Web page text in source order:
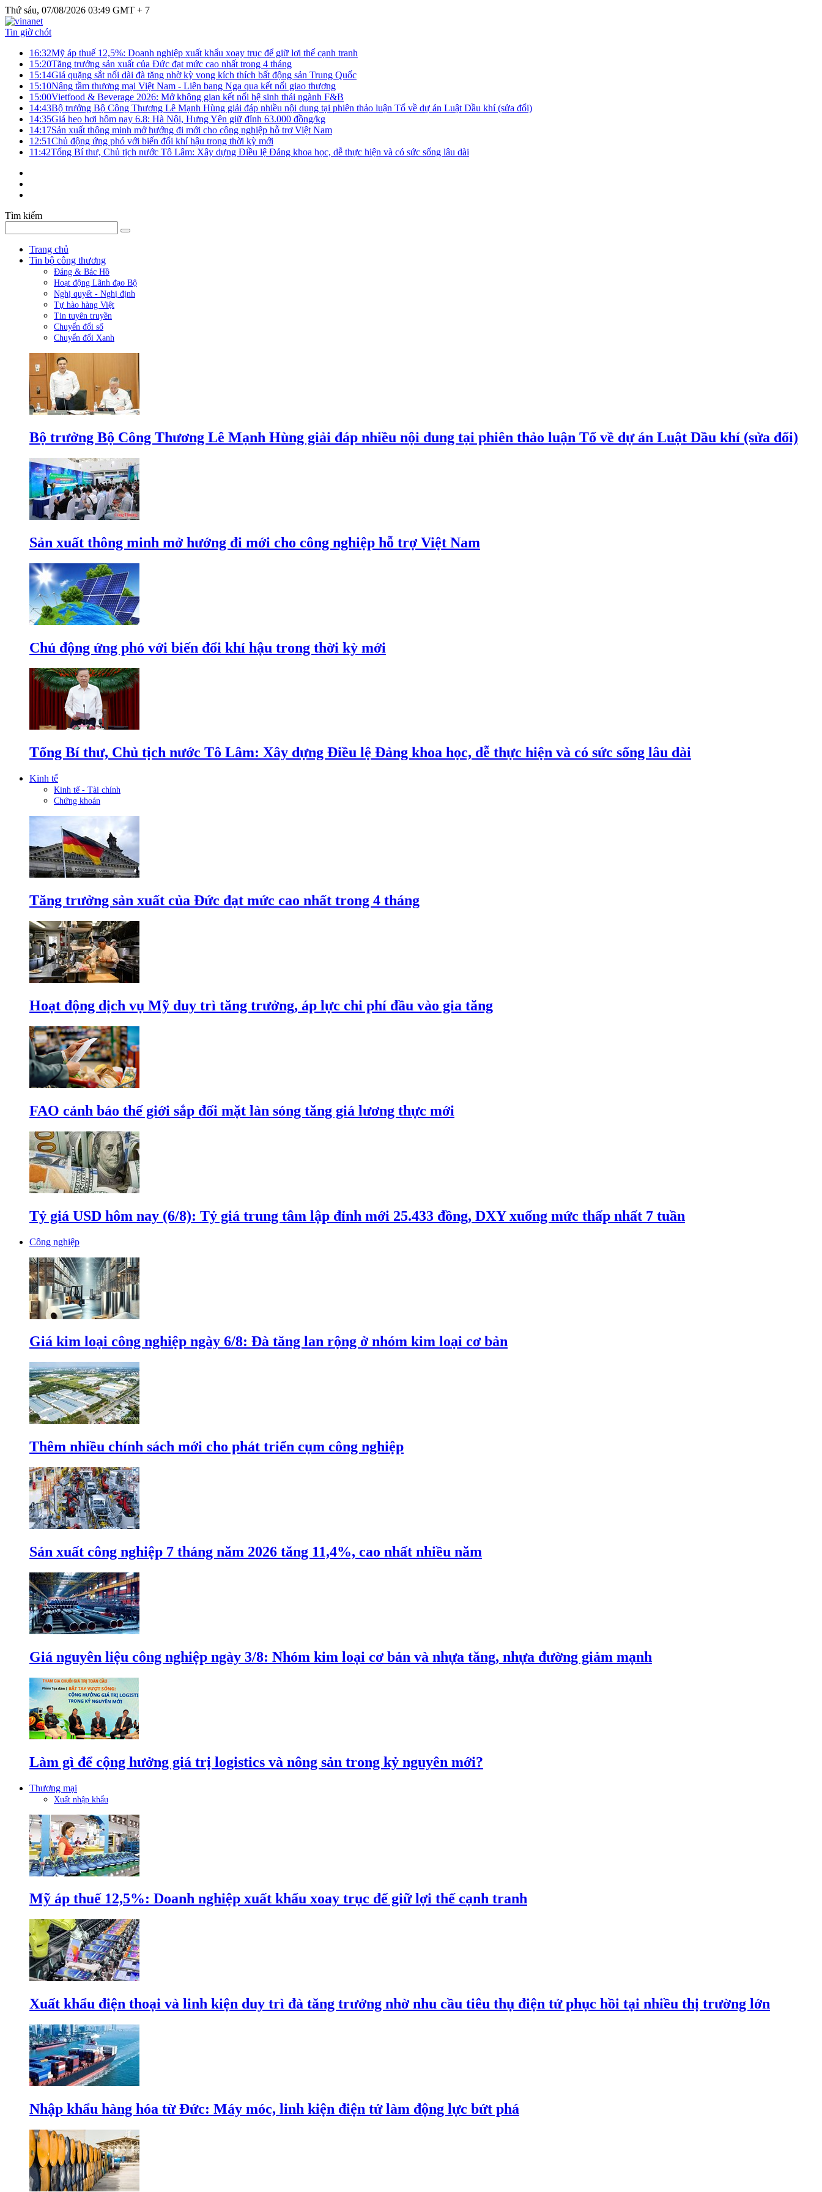
Thứ sáu, 07/08/2026 03:49 GMT + 7
Tin giờ chót
16:32Mỹ áp thuế 12,5%: Doanh nghiệp xuất khẩu xoay trục để giữ lợi thế cạnh tranh
15:20Tăng trưởng sản xuất của Đức đạt mức cao nhất trong 4 tháng
15:14Giá quặng sắt nối dài đà tăng nhờ kỳ vọng kích thích bất động sản Trung Quốc
15:10Nâng tầm thương mại Việt Nam - Liên bang Nga qua kết nối giao thương
15:00Vietfood & Beverage 2026: Mở không gian kết nối hệ sinh thái ngành F&B
14:43Bộ trưởng Bộ Công Thương Lê Mạnh Hùng giải đáp nhiều nội dung tại phiên thảo luận Tổ về dự án Luật Dầu khí (sửa đổi)
14:35Giá heo hơi hôm nay 6.8: Hà Nội, Hưng Yên giữ đỉnh 63.000 đồng/kg
14:17Sản xuất thông minh mở hướng đi mới cho công nghiệp hỗ trợ Việt Nam
12:51Chủ động ứng phó với biến đổi khí hậu trong thời kỳ mới
11:42Tổng Bí thư, Chủ tịch nước Tô Lâm: Xây dựng Điều lệ Đảng khoa học, dễ thực hiện và có sức sống lâu dài
Tìm kiếm
Trang chủ
Tin bộ công thương
Đảng & Bác Hồ
Hoạt động Lãnh đạo Bộ
Nghị quyết - Nghị định
Tự hào hàng Việt
Tin tuyên truyền
Chuyển đổi số
Chuyển đổi Xanh
Bộ trưởng Bộ Công Thương Lê Mạnh Hùng giải đáp nhiều nội dung tại phiên thảo luận Tổ về dự án Luật Dầu khí (sửa đổi)
Sản xuất thông minh mở hướng đi mới cho công nghiệp hỗ trợ Việt Nam
Chủ động ứng phó với biến đổi khí hậu trong thời kỳ mới
Tổng Bí thư, Chủ tịch nước Tô Lâm: Xây dựng Điều lệ Đảng khoa học, dễ thực hiện và có sức sống lâu dài
Kinh tế
Kinh tế - Tài chính
Chứng khoán
Tăng trưởng sản xuất của Đức đạt mức cao nhất trong 4 tháng
Hoạt động dịch vụ Mỹ duy trì tăng trưởng, áp lực chi phí đầu vào gia tăng
FAO cảnh báo thế giới sắp đối mặt làn sóng tăng giá lương thực mới
Tỷ giá USD hôm nay (6/8): Tỷ giá trung tâm lập đỉnh mới 25.433 đồng, DXY xuống mức thấp nhất 7 tuần
Công nghiệp
Giá kim loại công nghiệp ngày 6/8: Đà tăng lan rộng ở nhóm kim loại cơ bản
Thêm nhiều chính sách mới cho phát triển cụm công nghiệp
Sản xuất công nghiệp 7 tháng năm 2026 tăng 11,4%, cao nhất nhiều năm
Giá nguyên liệu công nghiệp ngày 3/8: Nhóm kim loại cơ bản và nhựa tăng, nhựa đường giảm mạnh
Làm gì để cộng hưởng giá trị logistics và nông sản trong kỷ nguyên mới?
Thương mại
Xuất nhập khẩu
Mỹ áp thuế 12,5%: Doanh nghiệp xuất khẩu xoay trục để giữ lợi thế cạnh tranh
Xuất khẩu điện thoại và linh kiện duy trì đà tăng trưởng nhờ nhu cầu tiêu thụ điện tử phục hồi tại nhiều thị trường lớn
Nhập khẩu hàng hóa từ Đức: Máy móc, linh kiện điện tử làm động lực bứt phá